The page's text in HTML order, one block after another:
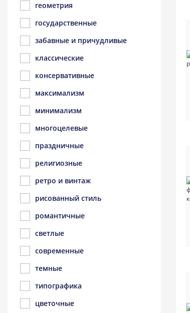
геометрия
государственные
забавные и причудливые
классические
консервативные
максимализм
минимализм
многоцелевые
праздничные
религиозные
ретро и винтаж
рисованный стиль
романтичные
светлые
современные
темные
типографика
цветочные